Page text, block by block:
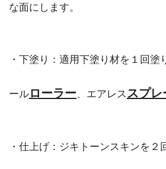
な面にします。
・下塗り：適用下塗り材を
ールローラー、エアレス スプレ
・仕上げ：ジキトーンスキン
塗装方